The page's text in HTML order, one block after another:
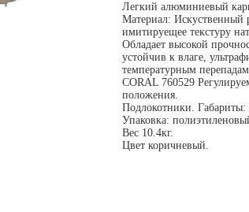
Легкий алюминиевый
Материал: Искуственный
имитируещее текстуру
Обладает высокой
устойчив к влаге,
температурным
CORAL 760529
положения.
Подлокотники.
Упаковка:
Вес 10.4кг.
Цвет коричневый.